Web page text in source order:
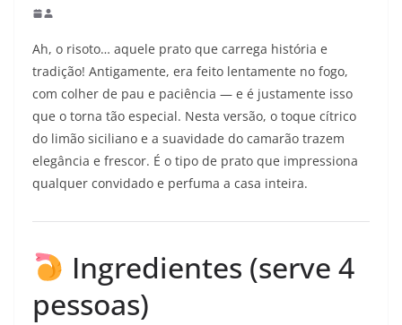
Ah, o risoto… aquele prato que carrega história e
tradição! Antigamente, era feito lentamente no fogo,
com colher de pau e paciência — e é justamente isso
que o torna tão especial. Nesta versão, o toque cítrico
do limão siciliano e a suavidade do camarão trazem
elegância e frescor. É o tipo de prato que impressiona
qualquer convidado e perfuma a casa inteira.
Ingredientes (serve 4
pessoas)